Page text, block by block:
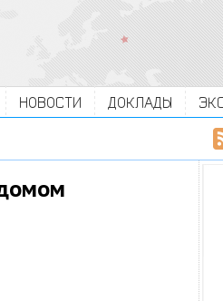
НОВОСТИ ДОКЛАДЫ